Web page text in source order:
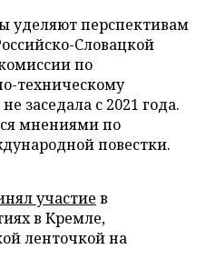
уделяют перспективам
Словацкой
по
техническому
заседала с 2021 года.
мнениями по
повестки.
участие в
в Кремле,
ленточкой на